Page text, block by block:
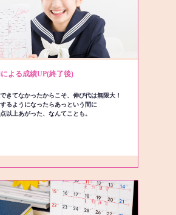
よる成績UP(終了後)
きてなかったからこそ、伸び代は無限大！
るようになったらあっという間に
以上あがった、なんてことも。